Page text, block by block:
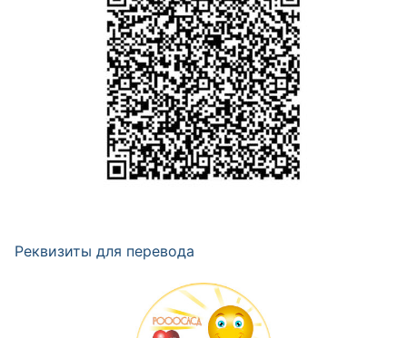
Реквизиты для перевода